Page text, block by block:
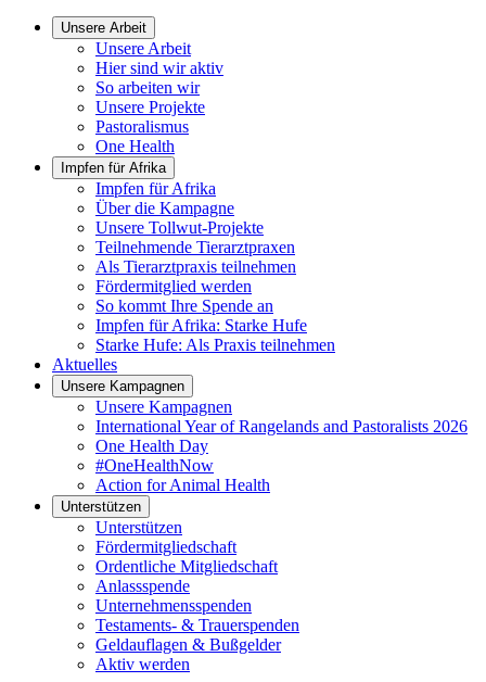
Unsere Arbeit
Unsere Arbeit
Hier sind wir aktiv
So arbeiten wir
Unsere Projekte
Pastoralismus
One Health
Impfen für Afrika
Impfen für Afrika
Über die Kampagne
Unsere Tollwut-Projekte
Teilnehmende Tierarztpraxen
Als Tierarztpraxis teilnehmen
Fördermitglied werden
So kommt Ihre Spende an
Impfen für Afrika: Starke Hufe
Starke Hufe: Als Praxis teilnehmen
Aktuelles
Unsere Kampagnen
Unsere Kampagnen
International Year of Rangelands and Pastoralists 2026
One Health Day
#OneHealthNow
Action for Animal Health
Unterstützen
Unterstützen
Fördermitgliedschaft
Ordentliche Mitgliedschaft
Anlassspende
Unternehmensspenden
Testaments- & Trauerspenden
Geldauflagen & Bußgelder
Aktiv werden